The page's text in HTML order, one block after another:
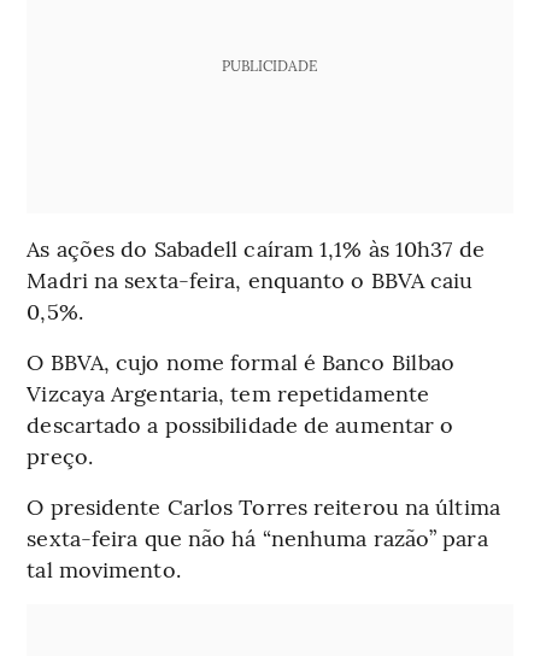
PUBLICIDADE
As ações do Sabadell caíram 1,1% às 10h37 de
Madri na sexta-feira, enquanto o BBVA caiu
0,5%.
O BBVA, cujo nome formal é Banco Bilbao
Vizcaya Argentaria, tem repetidamente
descartado a possibilidade de aumentar o
preço.
O presidente Carlos Torres reiterou na última
sexta-feira que não há “nenhuma razão” para
tal movimento.